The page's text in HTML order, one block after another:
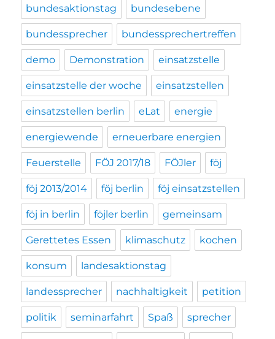
bundesaktionstag bundesebene
bundessprecher bundessprechertreffen
demo Demonstration einsatzstelle
einsatzstelle der woche einsatzstellen
einsatzstellen berlin eLat energie
energiewende erneuerbare energien
Feuerstelle FÖJ 2017/18 FÖJler föj
föj 2013/2014 föj berlin föj einsatzstellen
föj in berlin föjler berlin gemeinsam
Gerettetes Essen klimaschutz kochen
konsum landesaktionstag
landessprecher nachhaltigkeit petition
politik seminarfahrt Spaß sprecher